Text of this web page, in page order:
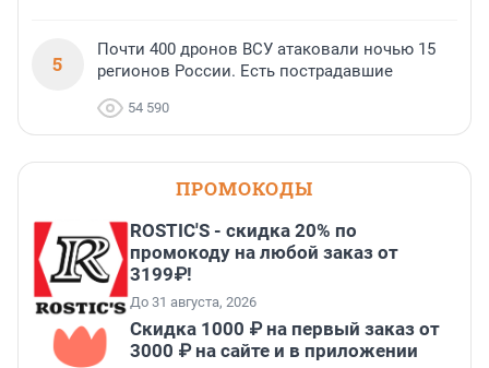
5
Почти 400 дронов ВСУ атаковали ночью 15
регионов России. Есть пострадавшие
54 590
ПРОМОКОДЫ
ROSTIC'S - скидка 20% по
промокоду на любой заказ от
3199₽!
До 31 августа, 2026
Скидка 1000 ₽ на первый заказ от
3000 ₽ на сайте и в приложении